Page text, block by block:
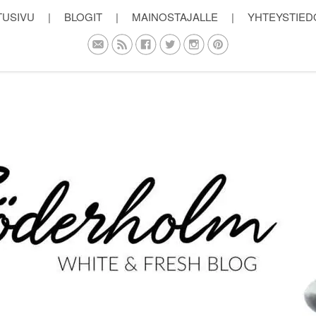
| BLOGIT | MAINOSTAJALLE |